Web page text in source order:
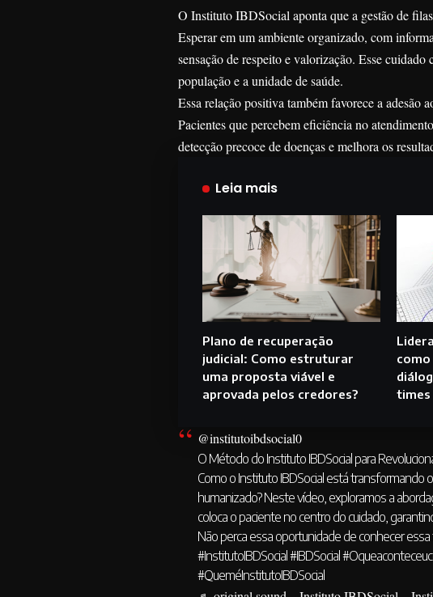
O Instituto IBDSocial aponta que a gestão de
Esperar em um ambiente organizado, com
sensação de respeito e valorização. Esse
população e a unidade de saúde.
Essa relação positiva também favorece a adesão
Pacientes que percebem eficiência no
detecção precoce de doenças e melhora os
Leia mais
Plano de recuperação
judicial: Como estruturar
uma proposta viável e
aprovada pelos credores?
times
@institutoibdsocial0
O Método do Instituto IBDSocial para
Como o Instituto IBDSocial está transformando
humanizado? Neste vídeo, exploramos a
coloca o paciente no centro do cuidado,
Não perca essa oportunidade de conhecer
#InstitutoIBDSocial #IBDSocial
#QueméInstitutoIBDSocial